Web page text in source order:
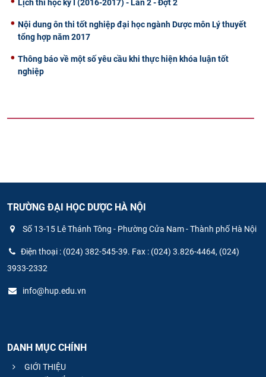
Lịch thi học kỳ I (2016-2017) - Lần 2 - Đợt 2
Nội dung ôn thi tốt nghiệp đại học ngành Dược môn Lý thuyết
tổng hợp năm 2017
Thông báo về một số yêu cầu khi thực hiện khóa luận tốt
nghiệp
TRƯỜNG ĐẠI HỌC DƯỢC HÀ NỘI
Số 13-15 Lê Thánh Tông - Phường Cửa Nam - Thành phố Hà Nội
Điện thoại : (024) 382-545-39. Fax : (024) 3.826-4464, (024)
3933-2332
info@hup.edu.vn
DANH MỤC CHÍNH
GIỚI THIỆU